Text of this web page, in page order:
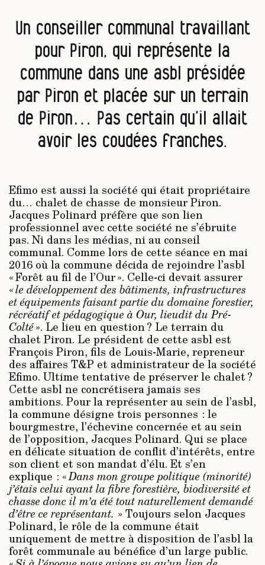
Un conseiller communal travaillant
pour Piron, qui représente la
commune dans une asbl présidée
par Piron et placée sur un terrain
de Piron… Pas certain qu’il allait
avoir les coudées franches.
Efimo est aussi la société qui était propriétaire
du… chalet de chasse de monsieur Piron.
Jacques Polinard préfère que son lien
professionnel avec cette société ne s’ébruite
pas. Ni dans les médias, ni au conseil
communal. Comme lors de cette séance en mai
2016 où la commune décida de rejoindre l’asbl
« Forêt au fil de l’Our ». Celle-ci devait assurer
«le développement des bâtiments, infrastructures
et équipements faisant partie du domaine forestier,
récréatif et pédagogique à Our, lieudit du Pré-
Colté». Le lieu en question ? Le terrain du
chalet Piron. Le président de cette asbl est
François Piron, fils de Louis-Marie, repreneur
des affaires T&P et administrateur de la société
Efimo. Ultime tentative de préserver le chalet ?
Cette asbl ne concrétisera jamais ses
ambitions. Pour la représenter au sein de l’asbl,
la commune désigne trois personnes : le
bourgmestre, l’échevine concernée et au sein
de l’opposition, Jacques Polinard. Qui se place
en délicate situation de conflit d’intérêts, entre
son client et son mandat d’élu. Et s’en
explique : «Dans mon groupe politique (minorité)
j’étais celui ayant la fibre forestière, biodiversité et
chasse donc il m’a été tout naturellement demandé
d’être ce représentant. » Toujours selon Jacques
Polinard, le rôle de la commune était
uniquement de mettre à disposition de l’asbl la
forêt communale au bénéfice d’un large public.